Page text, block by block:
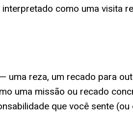
como uma
uma reza, um recado para
uma missão ou recado
que você sente